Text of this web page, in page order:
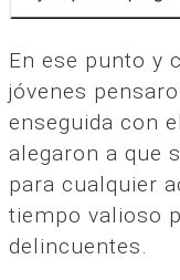
En ese punto y
jóvenes
enseguida con
alegaron a que
para cualquier
tiempo valioso
delincuentes.